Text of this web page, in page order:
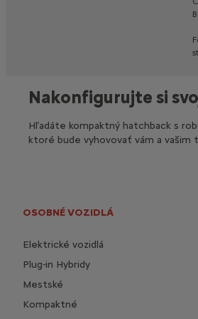
Nakonfigurujte si
Hľadáte kompaktný hatchback s
ktoré bude vyhovovať vám a vašim
OSOBNÉ VOZIDLÁ
Elektrické vozidlá
Plug-in Hybridy
Mestské
Kompaktné